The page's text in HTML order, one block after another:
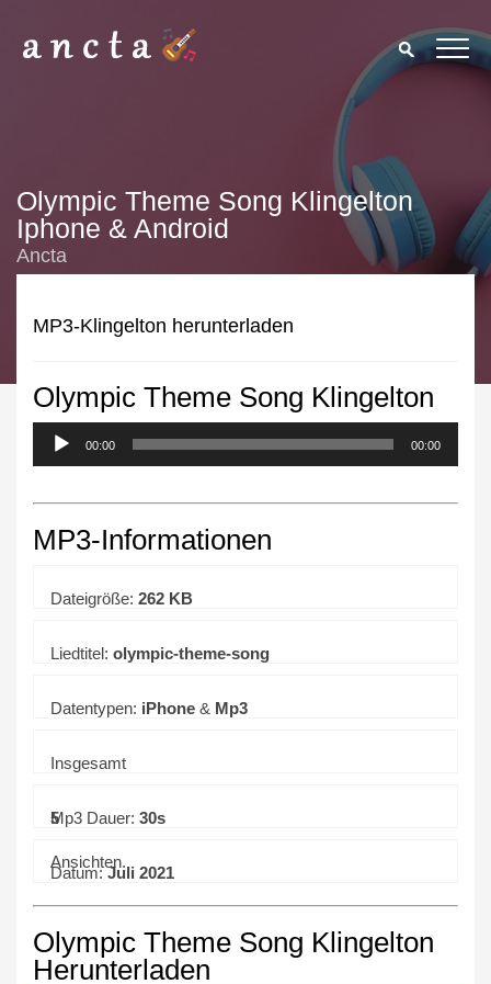
Olympic Theme Song Klingelton
Iphone & Android
Ancta
MP3-Klingelton herunterladen
Olympic Theme Song Klingelton
00:00 00:00
MP3-Informationen
Dateigröße: 262 KB
Liedtitel: olympic-theme-song
Datentypen: iPhone & Mp3
Insgesamt
5
Ansichten.
Mp3 Dauer: 30s
Datum:Juli 2021
Olympic Theme Song Klingelton
Herunterladen
We use cookies to enhance your experience. By continuing to
visit this site you agree to our use of cookies.
Privacy Policy